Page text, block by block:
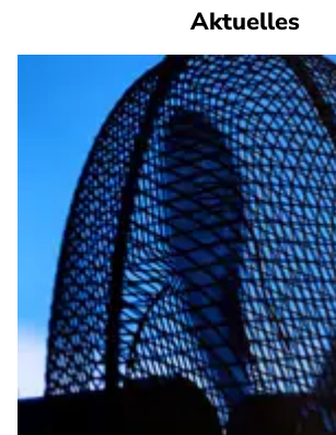
Aktuelles